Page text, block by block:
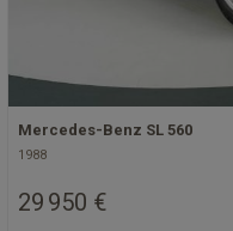
Mercedes-Benz SL 560
1988
29 950 €